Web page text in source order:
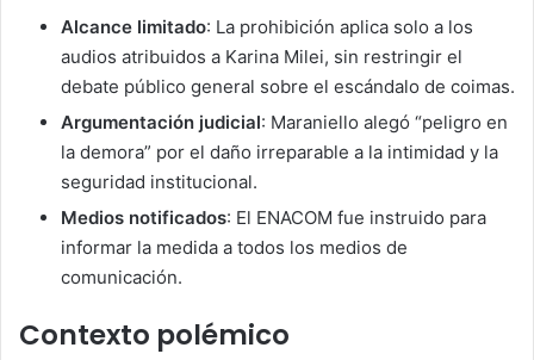
Alcance limitado: La prohibición aplica solo a los
audios atribuidos a Karina Milei, sin restringir el
debate público general sobre el escándalo de coimas.
Argumentación judicial: Maraniello alegó “peligro en
la demora” por el daño irreparable a la intimidad y la
seguridad institucional.
Medios notificados: El ENACOM fue instruido para
informar la medida a todos los medios de
comunicación.
Contexto polémico